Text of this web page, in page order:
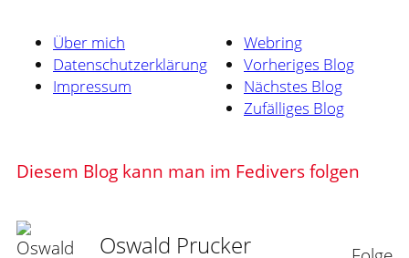
Über mich
Datenschutzerklärung
Impressum
Webring
Vorheriges Blog
Nächstes Blog
Zufälliges Blog
Diesem Blog kann man im Fedivers folgen
Oswald Prucker